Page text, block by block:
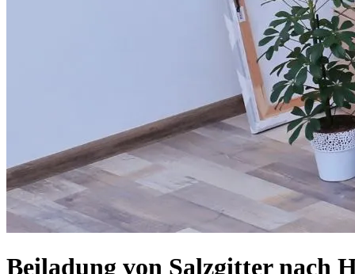
Beiladung von Salzgitter nach